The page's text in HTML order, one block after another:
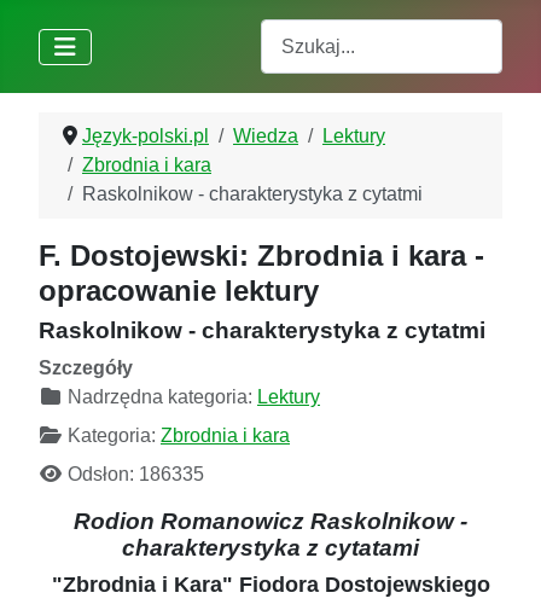
Język-polski.pl Wiedza
Lektury
Zbrodnia i kara
Raskolnikow - charakterystyka z cytatmi
F. Dostojewski: Zbrodnia i kara -
opracowanie lektury
Raskolnikow - charakterystyka z cytatmi
Szczegóły
Nadrzędna kategoria: Lektury
Kategoria: Zbrodnia i kara
Odsłon: 186335
Rodion Romanowicz Raskolnikow-
charakterystyka z cytatami
"Zbrodnia i Kara" Fiodora Dostojewskiego